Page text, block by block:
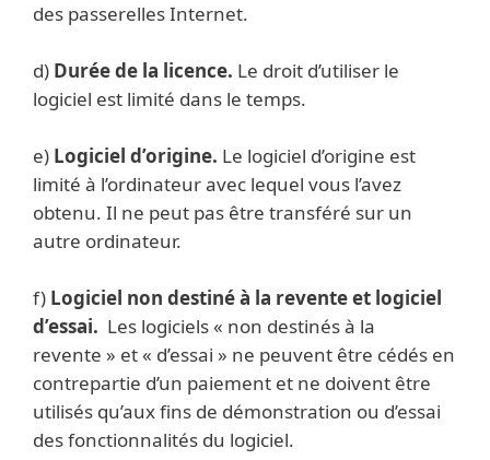
des passerelles Internet.
d) Durée de la licence. Le droit d’utiliser le
logiciel est limité dans le temps.
e) Logiciel d’origine. Le logiciel d’origine est
limité à l’ordinateur avec lequel vous l’avez
obtenu. Il ne peut pas être transféré sur un
autre ordinateur.
f) Logiciel non destiné à la revente et logiciel
d’essai. Les logiciels « non destinés à la
revente » et « d’essai » ne peuvent être cédés en
contrepartie d’un paiement et ne doivent être
utilisés qu’aux fins de démonstration ou d’essai
des fonctionnalités du logiciel.